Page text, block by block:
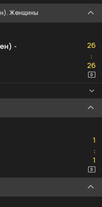
Женщины
-
26
:26
26
1
:1
1